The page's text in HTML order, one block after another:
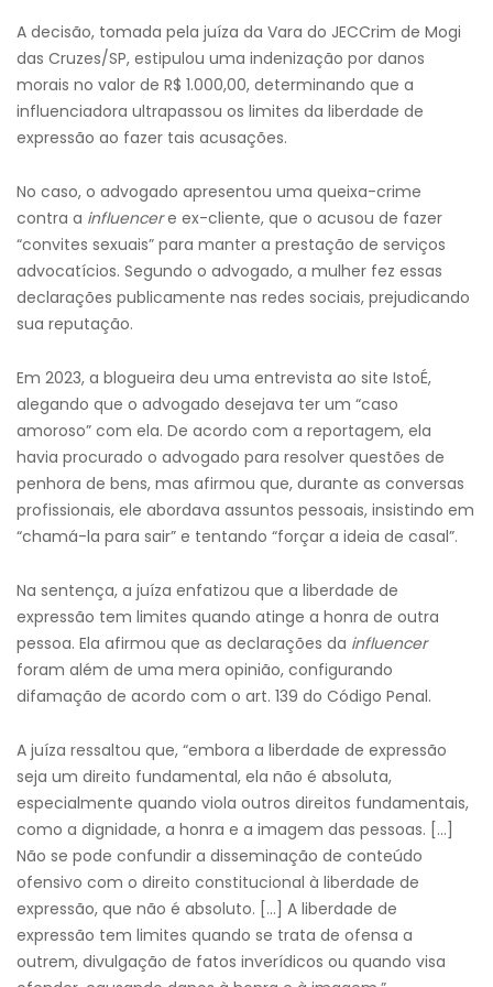
A decisão, tomada pela juíza da Vara do JECCrim de Mogi
das Cruzes/SP, estipulou uma indenização por danos
morais no valor de R$ 1.000,00, determinando que a
influenciadora ultrapassou os limites da liberdade de
expressão ao fazer tais acusações.
No caso, o advogado apresentou uma queixa-crime
contra a influencere ex-cliente, que o acusou de fazer
“convites sexuais” para manter a prestação de serviços
advocatícios. Segundo o advogado, a mulher fez essas
declarações publicamente nas redes sociais, prejudicando
sua reputação.
Em 2023, a blogueira deu uma entrevista ao site IstoÉ,
alegando que o advogado desejava ter um “caso
amoroso” com ela. De acordo com a reportagem, ela
havia procurado o advogado para resolver questões de
penhora de bens, mas afirmou que, durante as conversas
profissionais, ele abordava assuntos pessoais, insistindo em
“chamá-la para sair” e tentando “forçar a ideia de casal”.
Na sentença, a juíza enfatizou que a liberdade de
expressão tem limites quando atinge a honra de outra
pessoa. Ela afirmou que as declarações da influencer
foram além de uma mera opinião, configurando
difamação de acordo com o art. 139 do Código Penal.
A juíza ressaltou que, “embora a liberdade de expressão
seja um direito fundamental, ela não é absoluta,
especialmente quando viola outros direitos fundamentais,
como a dignidade, a honra e a imagem das pessoas. […]
Não se pode confundir a disseminação de conteúdo
ofensivo com o direito constitucional à liberdade de
expressão, que não é absoluto. […] A liberdade de
expressão tem limites quando se trata de ofensa a
outrem, divulgação de fatos inverídicos ou quando visa